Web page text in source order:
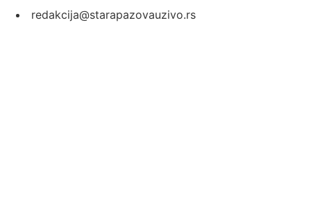
redakcija@starapazovauzivo.rs